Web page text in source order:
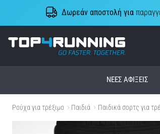
Δωρεάν αποστολή για
ΝΈΕΣ ΑΦΊΞΕΙΣ
Ρούχα για τρέξιμο Παιδιά Παιδικά σορτς για